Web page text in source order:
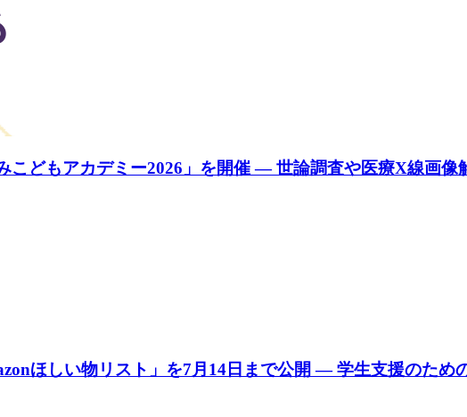
どもアカデミー2026」を開催 — 世論調査や医療X線画像
ほしい物リスト」を7月14日まで公開 ― 学生支援のため